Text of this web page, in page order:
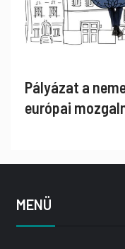
Pályázat a
európai
MENÜ